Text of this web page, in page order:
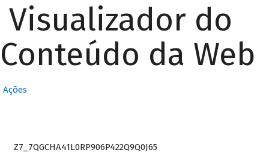
Visualizador do
Conteúdo da Web
Ações
Z7_7QGCHA41L0RP906P422Q9Q0J65